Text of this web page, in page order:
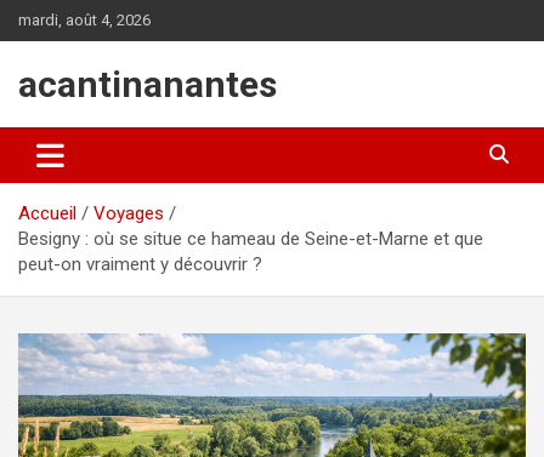
au
mardi, août 4, 2026
acantinanantes
Accueil
Voyages
Besigny : où se situe ce hameau de Seine-et-Marne et que
peut-on vraiment y découvrir ?